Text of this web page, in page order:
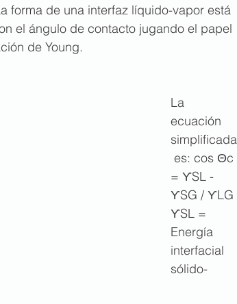
forma de una interfaz líquido-vapor está
el ángulo de contacto jugando el papel
de Young.
La
ecuación
simplificada
es: cos Θc
= ϒSL -
ϒSG / ϒLG
ϒSL =
Energía
interfacial
sólido-